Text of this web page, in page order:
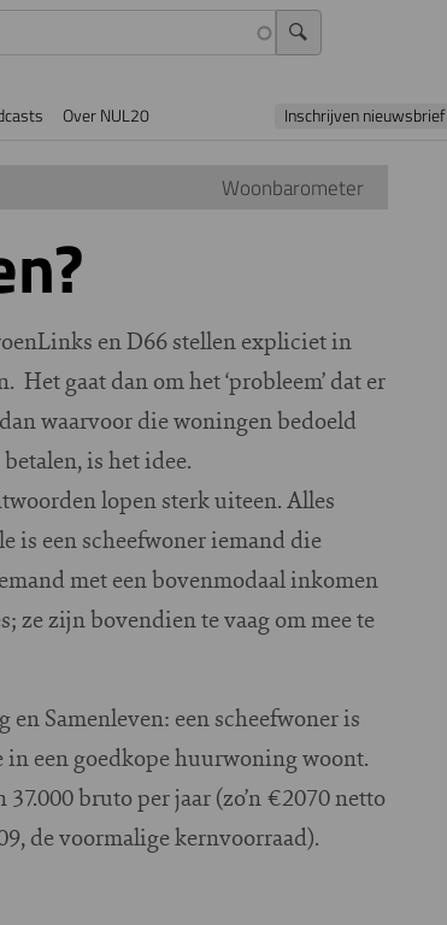
Over NUL20 Inschrijven nieuwsbrief
Woonbarometer
en D66 stellen expliciet in
gaat dan om het ‘probleem’ dat er
waarvoor die woningen bedoeld
is het idee.
lopen sterk uiteen. Alles
is een scheefwoner iemand die
met een bovenmodaal inkomen
ze zijn bovendien te vaag om mee te
Samenleven: een scheefwoner is
een goedkope huurwoning woont.
bruto per jaar (zo’n €2070 netto
de voormalige kernvoorraad).